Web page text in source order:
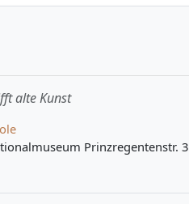
alte Kunst
Prinzregentenstr. 3